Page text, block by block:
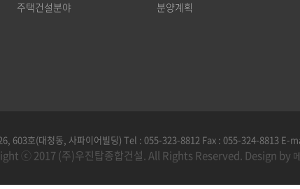
주택건설분야
분양계획
603호(대청동, 사파이어빌딩) Tel : 055-323-8812 Fax : 055-324-8813
ⓒ 2017 (주)우진탑종합건설. All Rights Reserved. Design by